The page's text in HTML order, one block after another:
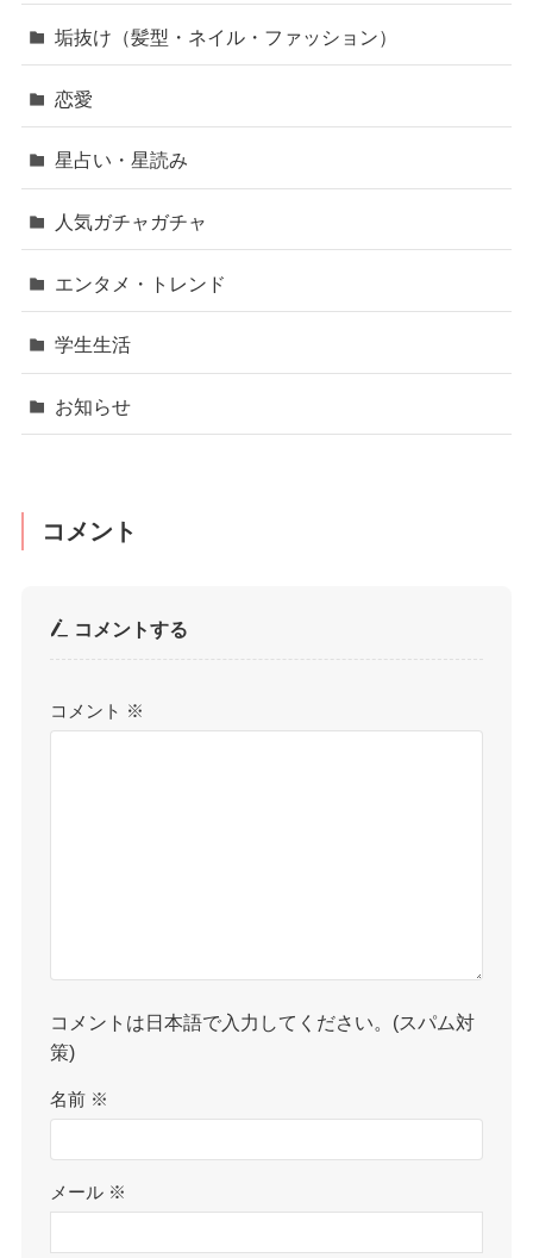
垢抜け（髪型・ネイル・ファッション）
恋愛
星占い・星読み
人気ガチャガチャ
エンタメ・トレンド
学生生活
お知らせ
コメント
コメントする
コメント ※
コメントは日本語で入力してください。(スパム対
策)
名前 ※
メール ※